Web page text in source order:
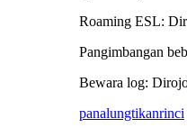
Roaming ESL:
Pangimbangan
Bewara log:
panalungtikanrinci